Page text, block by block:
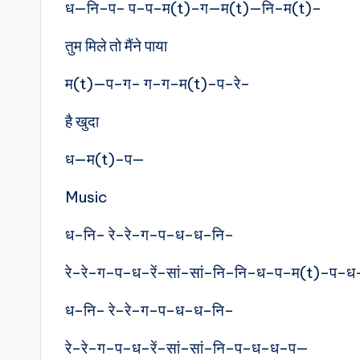
ध—नि–प– प–प–म(t)–ग—म(t)—नि–म(t)–
तुम मिले तो मैंने पाया
म(t)—प–ग– ग–ग–म(t)–प–रे–
है खुदा
ध—म(t)–प—
Music
ध–नि– रे–रे–ग–प–ध–ध–नि–
ध–नि– रे–रे–ग–प–ध–ध–नि–
रे–रे–ग–प–ध–रें–सां–सां–नि–प–ध–ध–प—